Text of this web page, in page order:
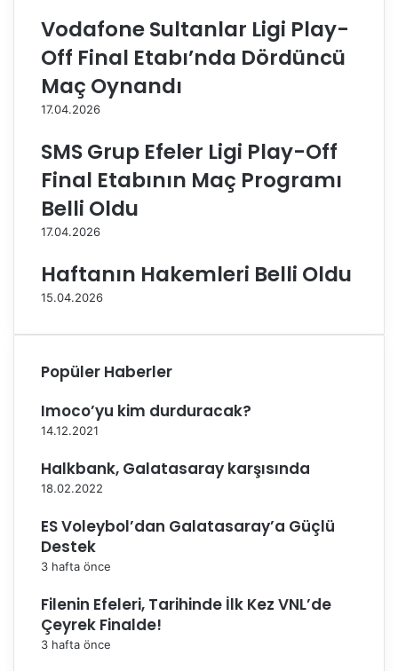
i
g
i
’
n
2
2
H
a
t
a
E
d
i
o
,
e
y
b
y
d
Vodafone Sultanlar Ligi Play-
Off Final Etabı’nda Dördüncü
Maç Oynandı
17.04.2026
SMS Grup Efeler Ligi Play-Off
Final Etabının Maç Programı
Belli Oldu
17.04.2026
Haftanın Hakemleri Belli Oldu
15.04.2026
Popüler Haberler
Imoco’yu kim durduracak?
14.12.2021
Halkbank, Galatasaray karşısında
18.02.2022
ES Voleybol’dan Galatasaray’a Güçlü
Destek
3 hafta önce
Filenin Efeleri, Tarihinde İlk Kez VNL’de
Çeyrek Finalde!
3 hafta önce